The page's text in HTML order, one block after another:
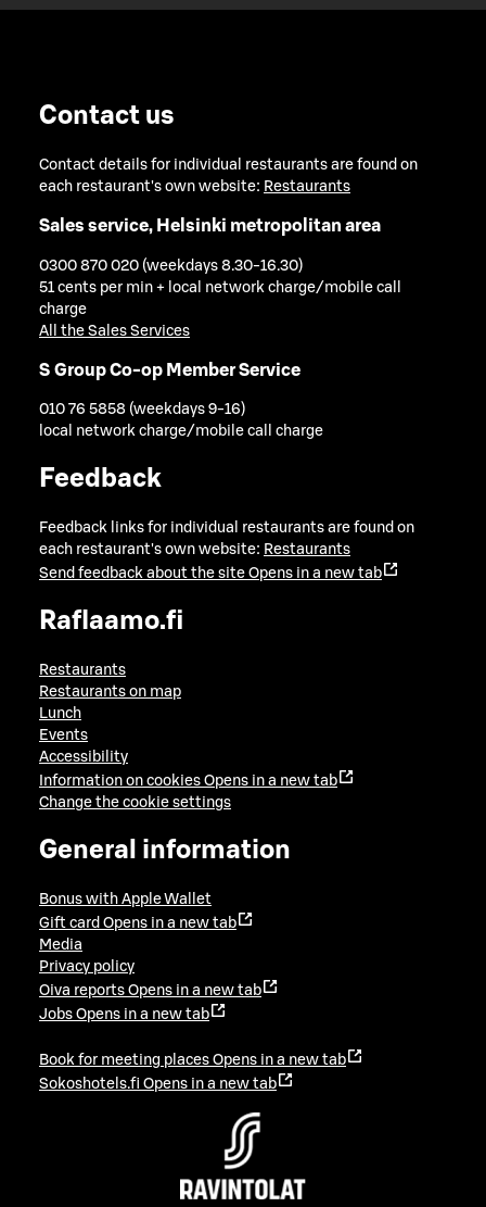
Contact us
Contact details for individual restaurants are found on
each restaurant's own website: Restaurants
Sales service, Helsinki metropolitan area
0300 870 020 (weekdays 8.30-16.30)
51 cents per min + local network charge/mobile call
charge
All the Sales Services
S Group Co-op Member Service
010 76 5858 (weekdays 9-16)
local network charge/mobile call charge
Feedback
Feedback links for individual restaurants are found on
each restaurant's own website: Restaurants
Send feedback about the site Opens in a new tab
Raflaamo.fi
Restaurants
Restaurants on map
Lunch
Events
Accessibility
Information on cookies Opens in a new tab
Change the cookie settings
General information
Bonus with Apple Wallet
Gift card Opens in a new tab
Media
Privacy policy
Oiva reports Opens in a new tab
Jobs Opens in a new tab
Book for meeting places Opens in a new tab
Sokoshotels.fi Opens in a new tab